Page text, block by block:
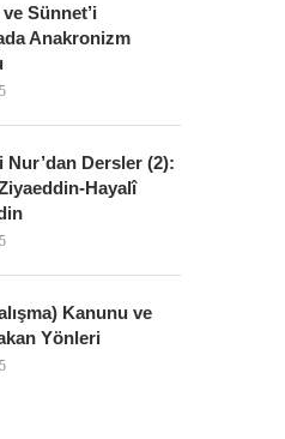
Sünnet’i
Anakronizm
Nur’dan Dersler (2):
Hayalî
Kanunu ve
Yönleri